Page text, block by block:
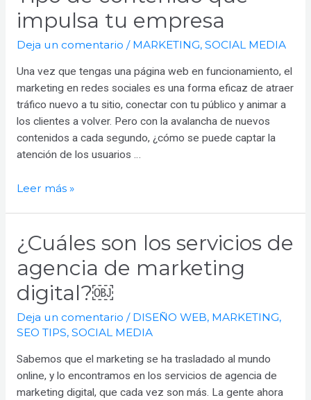
Ecommerce?
impulsa tu empresa
Deja un comentario / MARKETING, SOCIAL MEDIA
Una vez que tengas una página web en funcionamiento, el
marketing en redes sociales es una forma eficaz de atraer
tráfico nuevo a tu sitio, conectar con tu público y animar a
los clientes a volver. Pero con la avalancha de nuevos
contenidos a cada segundo, ¿cómo se puede captar la
atención de los usuarios …
Tipo
que
impulsa
tu
empresa
Leer más »
¿Cuáles son los servicios de
agencia de marketing
digital?￼
Deja un comentario / DISEÑO WEB, MARKETING,
SEO TIPS, SOCIAL MEDIA
Sabemos que el marketing se ha trasladado al mundo
online, y lo encontramos en los servicios de agencia de
marketing digital, que cada vez son más. La gente ahora